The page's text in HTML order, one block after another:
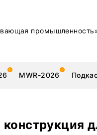
MWR-2026